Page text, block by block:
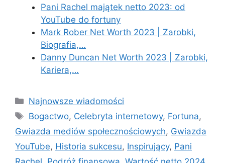
Pani Rachel majątek netto 2023: od
YouTube do fortuny
Mark Rober Net Worth 2023 | Zarobki,
Biografia,…
Danny Duncan Net Worth 2023 | Zarobki,
Kariera,…
Categories
Najnowsze wiadomości
Tags
Bogactwo, Celebryta internetowy, Fortuna,
Gwiazda mediów społecznościowych, Gwiazda
YouTube, Historia sukcesu, Inspirujący, Pani